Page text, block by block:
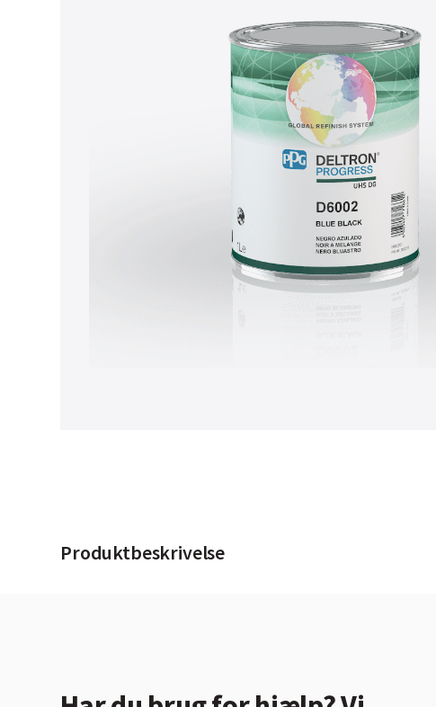
Produktbeskrivelse